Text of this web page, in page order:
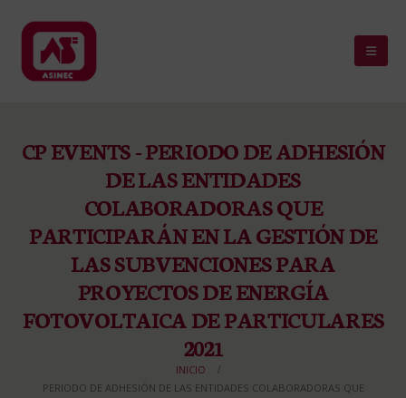
CP EVENTS - PERIODO DE ADHESIÓN
DE LAS ENTIDADES
COLABORADORAS QUE
PARTICIPARÁN EN LA GESTIÓN DE
LAS SUBVENCIONES PARA
PROYECTOS DE ENERGÍA
FOTOVOLTAICA DE PARTICULARES
2021
INICIO
PERIODO DE ADHESIÓN DE LAS ENTIDADES COLABORADORAS QUE